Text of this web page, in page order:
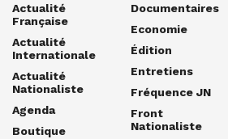
Actualité
Française
Actualité
Internationale
Actualité
Nationaliste
Agenda
Boutique
Documentaires
Economie
Édition
Entretiens
Fréquence JN
Front
Nationaliste